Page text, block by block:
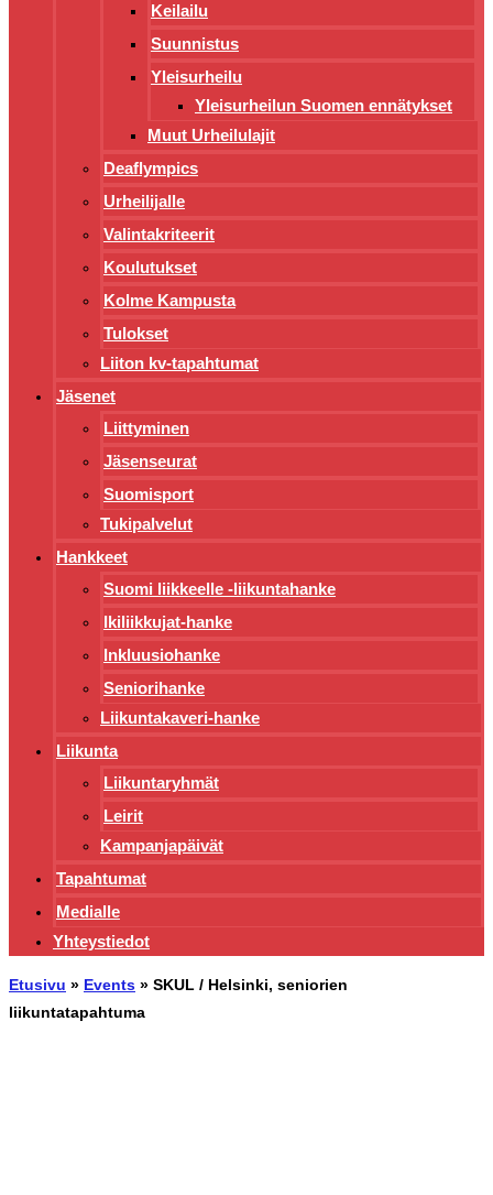
Keilailu
Suunnistus
Yleisurheilu
Yleisurheilun Suomen ennätykset
Muut Urheilulajit
Deaflympics
Urheilijalle
Valintakriteerit
Koulutukset
Kolme Kampusta
Tulokset
Liiton kv-tapahtumat
Jäsenet
Liittyminen
Jäsenseurat
Suomisport
Tukipalvelut
Hankkeet
Suomi liikkeelle -liikuntahanke
Ikiliikkujat-hanke
Inkluusiohanke
Seniorihanke
Liikuntakaveri-hanke
Liikunta
Liikuntaryhmät
Leirit
Kampanjapäivät
Tapahtumat
Medialle
Yhteystiedot
Etusivu » Events » SKUL / Helsinki, seniorien
liikuntatapahtuma